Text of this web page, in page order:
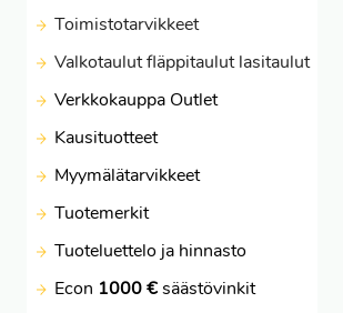
Toimistotarvikkeet
Valkotaulut fläppitaulut lasitaulut
Verkkokauppa Outlet
Kausituotteet
Myymälätarvikkeet
Tuotemerkit
Tuoteluettelo ja hinnasto
Econ 1000 €säästövinkit